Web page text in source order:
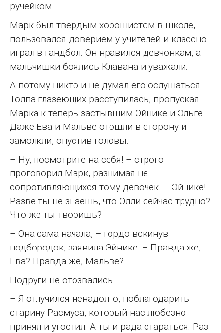
ручейком.
Марк был твердым хорошистом в школе,
пользовался доверием у учителей и классно
играл в гандбол. Он нравился девчонкам, а
мальчишки боялись Клавана и уважали.
А потому никто и не думал его ослушаться.
Толпа глазеющих расступилась, пропуская
Марка к теперь застывшим Эйнике и Эльге.
Даже Ева и Мальве отошли в сторону и
замолкли, опустив головы.
– Ну, посмотрите на себя! – строго
проговорил Марк, разнимая не
сопротивляющихся тому девочек. – Эйнике!
Разве ты не знаешь, что Элли сейчас трудно?
Что же ты творишь?
– Она сама начала, – гордо вскинув
подбородок, заявила Эйнике. – Правда же,
Ева? Правда же, Мальве?
Подруги не отозвались.
– Я отлучился ненадолго, поблагодарить
старину Расмуса, который нас любезно
принял и угостил. А ты и рада стараться. Раз